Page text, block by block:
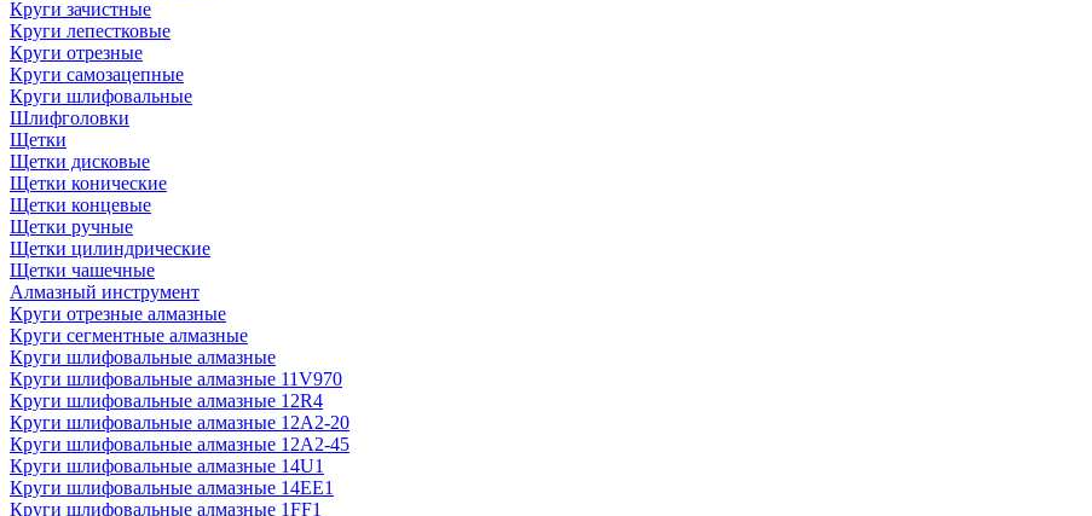
Круги зачистные
Круги лепестковые
Круги отрезные
Круги самозацепные
Круги шлифовальные
Шлифголовки
Щетки
Щетки дисковые
Щетки конические
Щетки концевые
Щетки ручные
Щетки цилиндрические
Щетки чашечные
Алмазный инструмент
Круги отрезные алмазные
Круги сегментные алмазные
Круги шлифовальные алмазные
Круги шлифовальные алмазные 11V970
Круги шлифовальные алмазные 12R4
Круги шлифовальные алмазные 12А2-20
Круги шлифовальные алмазные 12А2-45
Круги шлифовальные алмазные 14U1
Круги шлифовальные алмазные 14ЕЕ1
Круги шлифовальные алмазные 1FF1